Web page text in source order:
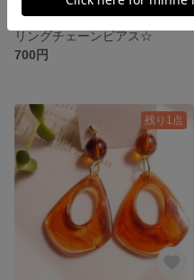
リングチェーンピアス☆
700円
残り1点